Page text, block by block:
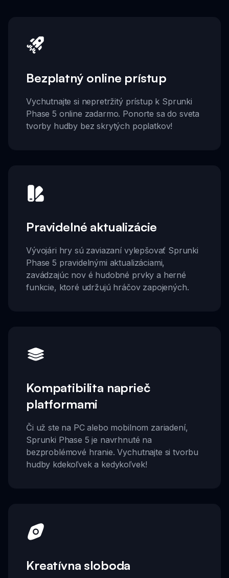
Bezplatný online prístup
Vychutnajte si nepretržitý prístup k Sprunki
Phase 5 online zadarmo. Ponorte sa do sveta
tvorby hudby bez skrytých poplatkov!
Pravidelné aktualizácie
Vývojári hry sú zaviazaní vylepšovať Sprunki
Phase 5 pravidelnými aktualizáciami,
zavádzajúc nov é hudobné prvky a herné
funkcie, ktoré udržujú hráčov zapojených.
Kompatibilita naprieč
platformami
Či už ste na PC alebo mobilnom zariadení,
Sprunki Phase 5 je navrhnuté na
bezproblémové hranie. Vychutnajte si tvorbu
hudby kdekoľvek a kedykoľvek!
Kreatívna sloboda